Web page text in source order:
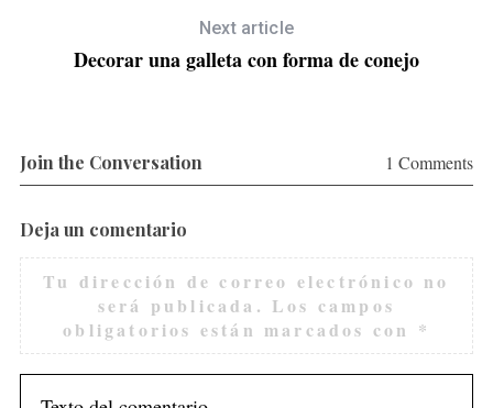
Next article
Decorar una galleta con forma de conejo
Join the Conversation 1 Comments
Deja un comentario
Tu dirección de correo electrónico no
será publicada. Los campos
obligatorios están marcados con *